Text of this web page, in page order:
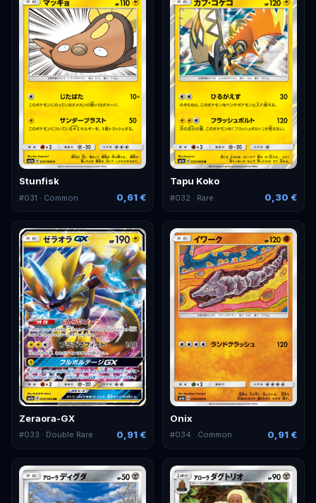
Stunfisk
#031 · Common 0,61 €
Tapu Koko
#032 · Rare 0,30 €
Zeraora-GX
#033 · Double Rare 0,91 €
Onix
#034 · Common 0,91 €